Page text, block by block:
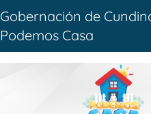
Gobernación de
Podemos Casa